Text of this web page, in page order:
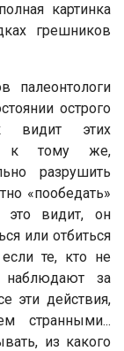
картинка
грешников
палеонтологи
острого
видит этих
к тому же,
разрушить
«пообедать»
это видит, он
или отбиться
те, кто не
наблюдают за
эти действия,
странными...
из какого